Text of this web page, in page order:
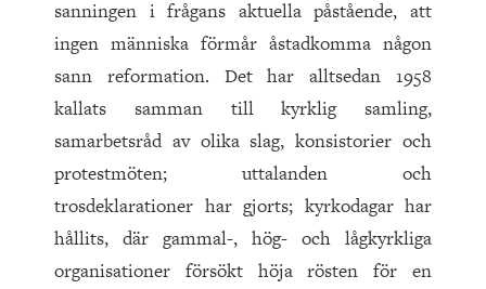
sanningen i frågans aktuella påstående, att
ingen människa förmår åstadkomma någon
sann reformation. Det har alltsedan 1958
kallats samman till kyrklig samling,
samarbetsråd av olika slag, konsistorier och
protestmöten; uttalanden och
trosdeklarationer har gjorts; kyrkodagar har
hållits, där gammal-, hög- och lågkyrkliga
organisationer försökt höja rösten för en